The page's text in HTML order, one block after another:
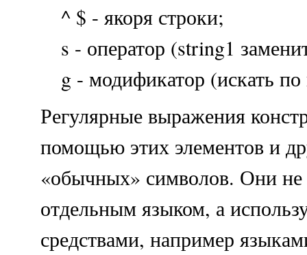
^ $ - якоря строки;
s - оператор (string1
g - модификатор (искать по
Регулярные выражения
помощью этих элементов и
«обычных» символов. Они не
отдельным языком, а
средствами, например